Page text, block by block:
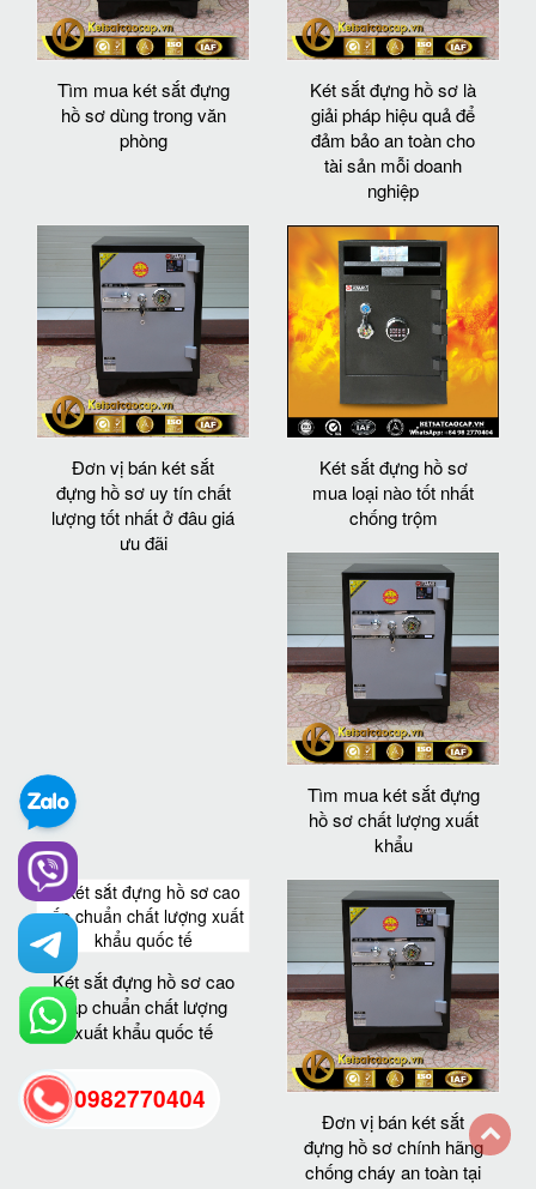
Tìm mua két sắt đựng
hồ sơ dùng trong văn
phòng
Két sắt đựng hồ sơ là
giải pháp hiệu quả để
đảm bảo an toàn cho
tài sản mỗi doanh
nghiệp
Đơn vị bán két sắt
đựng hồ sơ uy tín chất
lượng tốt nhất ở đâu giá
ưu đãi
Két sắt đựng hồ sơ
mua loại nào tốt nhất
chống trộm
Tìm mua két sắt đựng
hồ sơ chất lượng xuất
khẩu
Két sắt đựng hồ sơ cao
cấp chuẩn chất lượng
xuất khẩu quốc tế
Đơn vị bán két sắt
đựng hồ sơ chính hãng
chống cháy an toàn tại
0982770404
back